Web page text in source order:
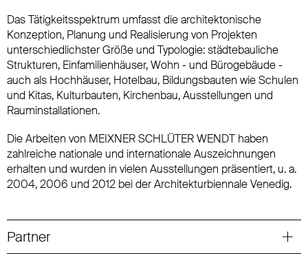
Das Tätigkeitsspektrum umfasst die architektonische
Konzeption, Planung und Realisierung von Projekten
unterschiedlichster Größe und Typologie: städtebauliche
Strukturen, Einfamilienhäuser, Wohn - und Bürogebäude -
auch als Hochhäuser, Hotelbau, Bildungsbauten wie Schulen
und Kitas, Kulturbauten, Kirchenbau, Ausstellungen und
Rauminstallationen.
Die Arbeiten von MEIXNER SCHLÜTER WENDT haben
zahlreiche nationale und internationale Auszeichnungen
erhalten und wurden in vielen Ausstellungen präsentiert, u. a.
2004, 2006 und 2012 bei der Architekturbiennale Venedig.
Partner